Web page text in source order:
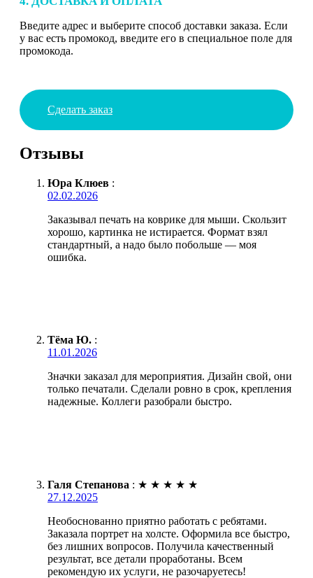
Введите адрес и выберите способ доставки заказа. Если
у вас есть промокод, введите его в специальное поле для
промокода.
Сделать заказ
Отзывы
Юра Клюев :
02.02.2026
Заказывал печать на коврике для мыши. Скользит
хорошо, картинка не истирается. Формат взял
стандартный, а надо было побольше — моя
ошибка.
Тёма Ю. :
11.01.2026
Значки заказал для мероприятия. Дизайн свой, они
только печатали. Сделали ровно в срок, крепления
надежные. Коллеги разобрали быстро.
Галя Степанова : ★ ★ ★ ★ ★
27.12.2025
Необоснованно приятно работать с ребятами.
Заказала портрет на холсте. Оформила все быстро,
без лишних вопросов. Получила качественный
результат, все детали проработаны. Всем
рекомендую их услуги, не разочаруетесь!